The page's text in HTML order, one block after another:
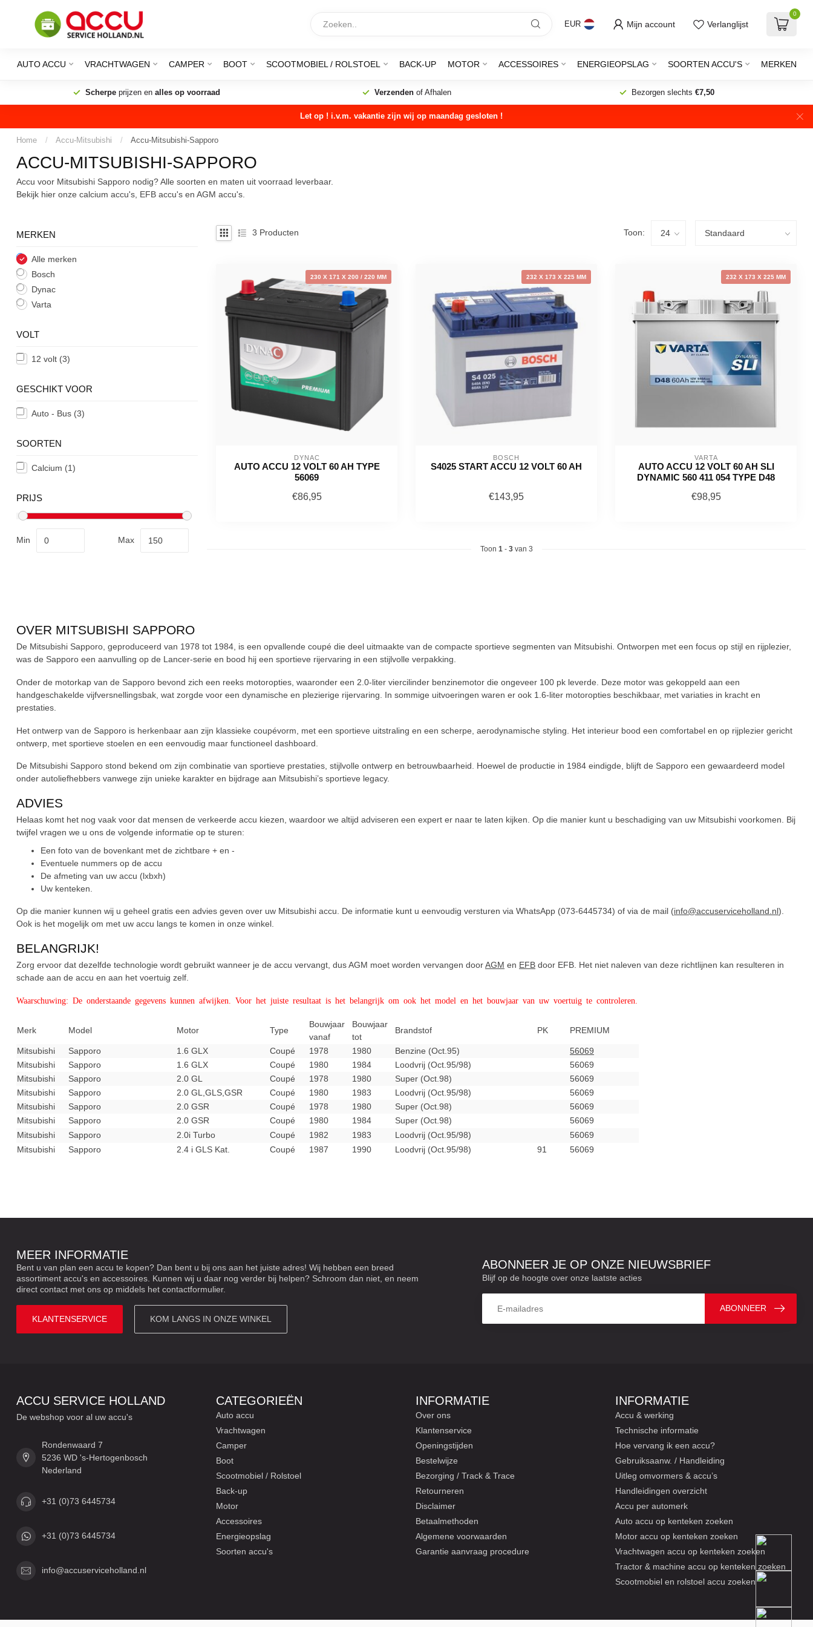
EUR Mijn account Verlanglijst
0
AUTO ACCU VRACHTWAGEN CAMPER BOOT SCOOTMOBIEL / ROLSTOEL BACK-UP MOTOR ACCESSOIRES ENERGIEOPSLAG SOORTEN ACCU'S MERKEN
Scherpeprijzen en alles op voorraad Verzendenof Afhalen Bezorgen slechts €7,50
Let op ! i.v.m. vakantie zijn wij op maandag gesloten !
Home / Accu-Mitsubishi / Accu-Mitsubishi-Sapporo
ACCU-MITSUBISHI-SAPPORO
Accu voor Mitsubishi Sapporo nodig? Alle soorten en maten uit voorraad leverbaar.
Bekijk hier onze calcium accu's, EFB accu's en AGM accu's.
MERKEN
Alle merken
Bosch
Dynac
Varta
VOLT
12 volt (3)
GESCHIKT VOOR
Auto - Bus (3)
SOORTEN
Calcium (1)
PRIJS
Min Max
3 Producten Toon:
230 X 171 X 200 / 220 MM
DYNAC
AUTO ACCU 12 VOLT 60 AH TYPE
56069
€86,95
232 X 173 X 225 MM
BOSCH
S4025 START ACCU 12 VOLT 60 AH
€143,95
232 X 173 X 225 MM
VARTA
AUTO ACCU 12 VOLT 60 AH SLI
DYNAMIC 560 411 054 TYPE D48
€98,95
Toon 1 - 3van 3
OVER MITSUBISHI SAPPORO
De Mitsubishi Sapporo, geproduceerd van 1978 tot 1984, is een opvallende coupé die deel uitmaakte van de compacte sportieve segmenten van Mitsubishi. Ontworpen met een focus op stijl en rijplezier,
was de Sapporo een aanvulling op de Lancer-serie en bood hij een sportieve rijervaring in een stijlvolle verpakking.
Onder de motorkap van de Sapporo bevond zich een reeks motoropties, waaronder een 2.0-liter viercilinder benzinemotor die ongeveer 100 pk leverde. Deze motor was gekoppeld aan een
handgeschakelde vijfversnellingsbak, wat zorgde voor een dynamische en plezierige rijervaring. In sommige uitvoeringen waren er ook 1.6-liter motoropties beschikbaar, met variaties in kracht en
prestaties.
Het ontwerp van de Sapporo is herkenbaar aan zijn klassieke coupévorm, met een sportieve uitstraling en een scherpe, aerodynamische styling. Het interieur bood een comfortabel en op rijplezier gericht
ontwerp, met sportieve stoelen en een eenvoudig maar functioneel dashboard.
De Mitsubishi Sapporo stond bekend om zijn combinatie van sportieve prestaties, stijlvolle ontwerp en betrouwbaarheid. Hoewel de productie in 1984 eindigde, blijft de Sapporo een gewaardeerd model
onder autoliefhebbers vanwege zijn unieke karakter en bijdrage aan Mitsubishi’s sportieve legacy.
ADVIES
Helaas komt het nog vaak voor dat mensen de verkeerde accu kiezen, waardoor we altijd adviseren een expert er naar te laten kijken. Op die manier kunt u beschadiging van uw Mitsubishi voorkomen. Bij
twijfel vragen we u ons de volgende informatie op te sturen:
Een foto van de bovenkant met de zichtbare + en -
Eventuele nummers op de accu
De afmeting van uw accu (lxbxh)
Uw kenteken.
Op die manier kunnen wij u geheel gratis een advies geven over uw Mitsubishi accu. De informatie kunt u eenvoudig versturen via WhatsApp (073-6445734) of via de mail (info@accuserviceholland.nl).
Ook is het mogelijk om met uw accu langs te komen in onze winkel.
BELANGRIJK!
Zorg ervoor dat dezelfde technologie wordt gebruikt wanneer je de accu vervangt, dus AGM moet worden vervangen doorAGM en EFB door EFB. Het niet naleven van deze richtlijnen kan resulteren in
schade aan de accu en aan het voertuig zelf.
Waarschuwing: De onderstaande gegevens kunnen afwijken. Voor het juiste resultaat is het belangrijk om ook het model en het bouwjaar van uw voertuig te controleren.
Merk Model Motor Type
Bouwjaar
vanaf
Bouwjaar
tot
Brandstof PK PREMIUM
Mitsubishi Sapporo 1.6 GLX Coupé 1978 1980 Benzine (Oct.95)
56069
Mitsubishi
Sapporo 1.6 GLX Coupé 1980 1984 Loodvrij (Oct.95/98)
56069
Mitsubishi
Sapporo 2.0 GL Coupé 1978 1980 Super (Oct.98)
56069
Mitsubishi
Sapporo 2.0 GL,GLS,GSR Coupé 1980 1983 Loodvrij (Oct.95/98)
56069
Mitsubishi
Sapporo 2.0 GSR Coupé 1978 1980 Super (Oct.98)
56069
Mitsubishi
Sapporo 2.0 GSR Coupé 1980 1984 Super (Oct.98)
56069
Mitsubishi
Sapporo 2.0i Turbo Coupé 1982 1983 Loodvrij (Oct.95/98)
56069
Mitsubishi
Sapporo 2.4 i GLS Kat. Coupé 1987 1990 Loodvrij (Oct.95/98) 91 56069
MEER INFORMATIE
Bent u van plan een accu te kopen? Dan bent u bij ons aan het juiste adres! Wij hebben een breed
assortiment accu's en accessoires. Kunnen wij u daar nog verder bij helpen? Schroom dan niet, en neem
direct contact met ons op middels het contactformulier.
KLANTENSERVICE KOM LANGS IN ONZE WINKEL
ABONNEER JE OP ONZE NIEUWSBRIEF
Blijf op de hoogte over onze laatste acties
ABONNEER
ACCU SERVICE HOLLAND
De webshop voor al uw accu's
Rondenwaard 7
5236 WD 's-Hertogenbosch
Nederland
+31 (0)73 6445734
+31 (0)73 6445734
info@accuserviceholland.nl
CATEGORIEËN
Auto accu
Vrachtwagen
Camper
Boot
Scootmobiel / Rolstoel
Back-up
Motor
Accessoires
Energieopslag
Soorten accu's
INFORMATIE
Over ons
Klantenservice
Openingstijden
Bestelwijze
Bezorging / Track & Trace
Retourneren
Disclaimer
Betaalmethoden
Algemene voorwaarden
Garantie aanvraag procedure
INFORMATIE
Accu & werking
Technische informatie
Hoe vervang ik een accu?
Gebruiksaanw. / Handleiding
Uitleg omvormers & accu’s
Handleidingen overzicht
Accu per automerk
Auto accu op kenteken zoeken
Motor accu op kenteken zoeken
Vrachtwagen accu op kenteken zoeken
Tractor & machine accu op kenteken zoeken
Scootmobiel en rolstoel accu zoeken